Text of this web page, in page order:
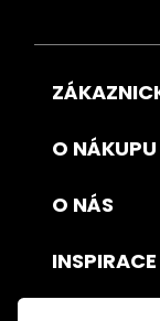
O NÁKUPU
O NÁS
INSPIRACE